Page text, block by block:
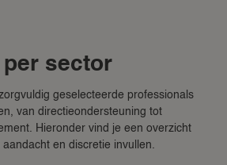
per sector
geselecteerde professionals
van directieondersteuning tot
Hieronder vind je een overzicht
en discretie invullen.